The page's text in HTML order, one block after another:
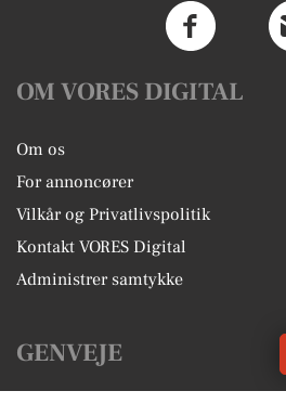
OM VORES DIGITAL
Om os
For annoncører
Vilkår og Privatlivspolitik
Kontakt VORES Digital
Administrer samtykke
GENVEJE